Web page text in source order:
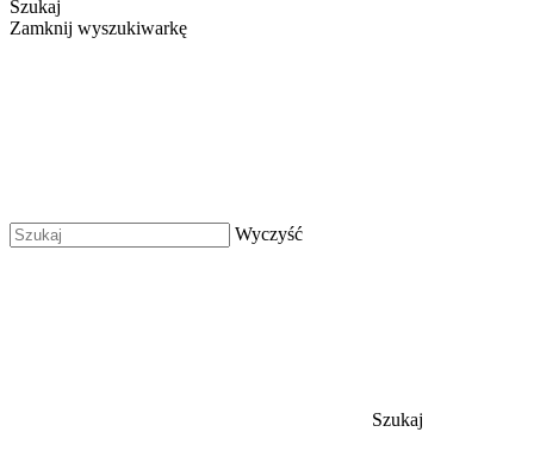
Szukaj
Zamknij wyszukiwarkę
Wyczyść
Szukaj